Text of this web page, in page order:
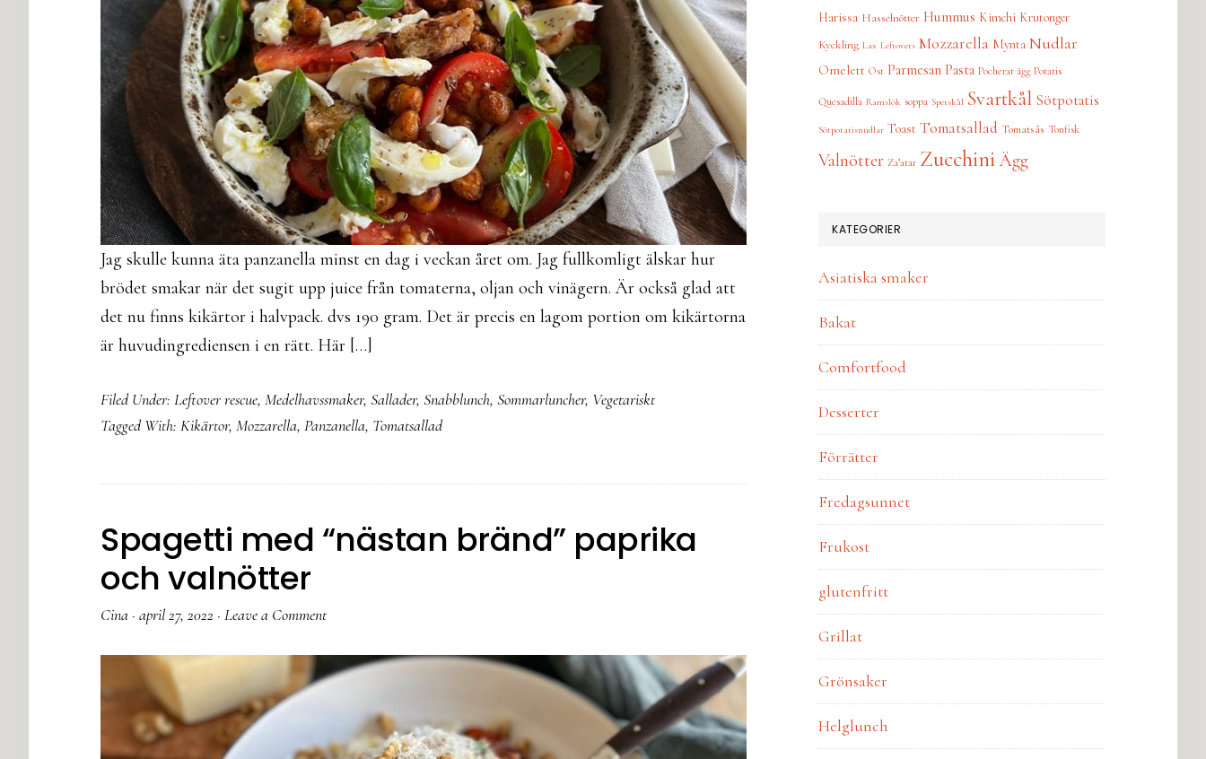
Jag skulle kunna äta panzanella minst en dag i veckan året om. Jag fullkomligt älskar hur
brödet smakar när det sugit upp juice från tomaterna, oljan och vinägern. Är också glad att
det nu finns kikärtor i halvpack. dvs 190 gram. Det är precis en lagom portion om kikärtorna
är huvudingrediensen i en rätt. Här […]
Filed Under: Leftover rescue, Medelhavssmaker, Sallader, Snabblunch, Sommarluncher, Vegetariskt
Tagged With: Kikärtor, Mozzarella, Panzanella, Tomatsallad
Spagetti med “nästan bränd” paprika
och valnötter
Cina · april 27, 2022 · Leave a Comment
Harissa Hasselnötter Hummus Kimchi Krutonger
Kyckling Lax Leftovers Mozzarella Mynta Nudlar
Omelett Ost Parmesan Pasta Pocherat ägg Potatis
Quesadilla Ramslök soppa Spetskål Svartkål Sötpotatis
Sötpotatisnudlar Toast Tomatsallad Tomatsås Tonfisk
Valnötter Za’atar ZucchiniÄgg
KATEGORIER
Asiatiska smaker
Bakat
Comfortfood
Desserter
Förrätter
Fredagsunnet
Frukost
glutenfritt
Grillat
Grönsaker
Helglunch